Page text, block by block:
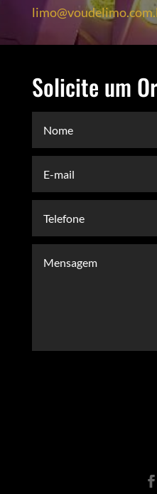
Solicite um